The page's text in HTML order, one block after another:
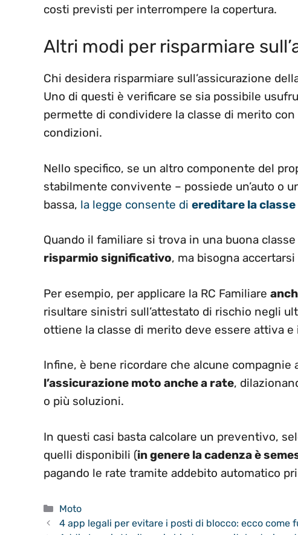
costi previsti per interrompere la copertura.
Altri modi per risparmiare
Chi desidera risparmiare sull’assicurazione
Uno di questi è verificare se sia possibile
permette di condividere la classe di merito
condizioni.
Nello specifico, se un altro componente del
stabilmente convivente – possiede un’auto o
bassa, la legge consente di ereditare la
Quando il familiare si trova in una buona
risparmio significativo, ma bisogna
Per esempio, per applicare la RC Familiare
risultare sinistri sull’attestato di rischio negli
ottiene la classe di merito deve essere attiva
Infine, è bene ricordare che alcune
l’assicurazione moto anche a rate,
o più soluzioni.
In questi casi basta calcolare un preventivo,
quelli disponibili (in genere la cadenza è
pagando le rate tramite addebito automatico
Categorie
Moto
4 app legali per evitare i posti di blocco: ecco come